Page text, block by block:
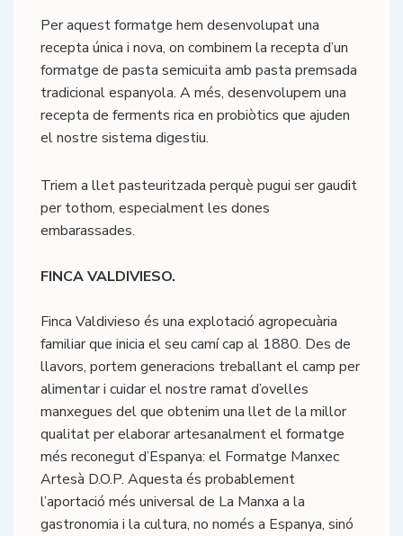
Per aquest formatge hem desenvolupat una
recepta única i nova, on combinem la recepta d’un
formatge de pasta semicuita amb pasta premsada
tradicional espanyola. A més, desenvolupem una
recepta de ferments rica en probiòtics que ajuden
el nostre sistema digestiu.
Triem a llet pasteuritzada perquè pugui ser gaudit
per tothom, especialment les dones
embarassades.
FINCA VALDIVIESO.
Finca Valdivieso és una explotació agropecuària
familiar que inicia el seu camí cap al 1880. Des de
llavors, portem generacions treballant el camp per
alimentar i cuidar el nostre ramat d’ovelles
manxegues del que obtenim una llet de la millor
qualitat per elaborar artesanalment el formatge
més reconegut d’Espanya: el Formatge Manxec
Artesà D.O.P. Aquesta és probablement
l’aportació més universal de La Manxa a la
gastronomia i la cultura, no només a Espanya, sinó